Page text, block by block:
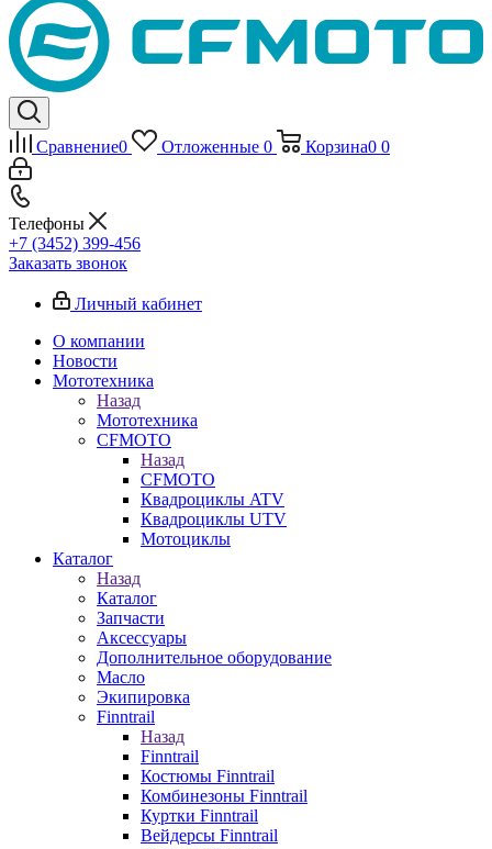
Сравнение0 Отложенные 0 Корзина0 0
Телефоны
+7 (3452) 399-456
Заказать звонок
Личный кабинет
О компании
Новости
Мототехника
Назад
Мототехника
CFMOTO
Назад
CFMOTO
Квадроциклы ATV
Квадроциклы UTV
Мотоциклы
Каталог
Назад
Каталог
Запчасти
Аксессуары
Дополнительное оборудование
Масло
Экипировка
Finntrail
Назад
Finntrail
Костюмы Finntrail
Комбинезоны Finntrail
Куртки Finntrail
Вейдерсы Finntrail